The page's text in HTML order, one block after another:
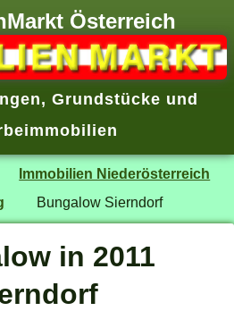
Österreich
, Grundstücke und
Immobilien Niederösterreich
Bungalow Sierndorf
in 2011